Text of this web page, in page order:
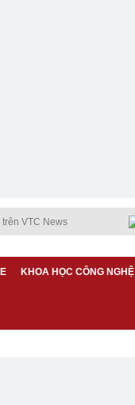
KHOA HỌC CÔNG NGHỆ